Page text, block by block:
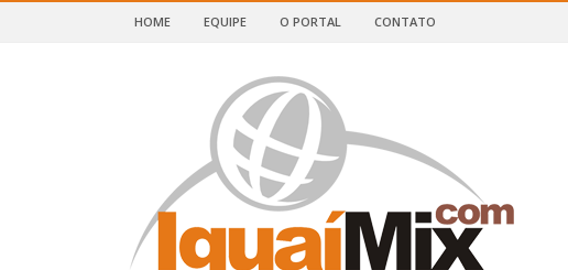
E SUDOESTE DA BAHIA
HOME EQUIPE O PORTAL CONTATO